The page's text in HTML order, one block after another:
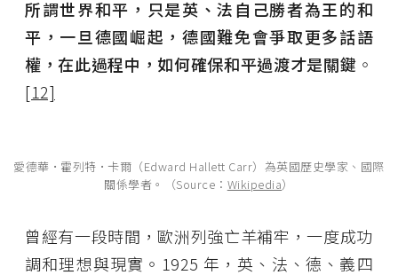
所謂世界和平，只是英、法自己勝者為王的和
平，一旦德國崛起，德國難免會爭取更多話語
權，在此過程中，如何確保和平過渡才是關鍵 。
[12]
愛德華·霍列特·卡爾（Edward Hallett Carr）為英國歷史學家、國際
關係學者。（Source： Wikipedia）
曾經有一段時間，歐洲列強亡羊補牢，一度成功
調和理想與現實。1925 年，英、法、德、義四